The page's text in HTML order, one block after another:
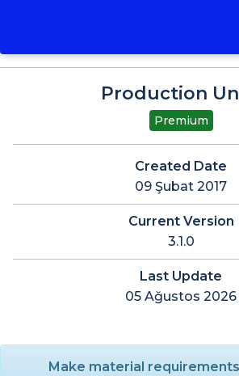
Production
Premium
Created Date
09 Şubat 2017
Current Version
3.1.0
Last Update
05 Ağustos 2026
Make material